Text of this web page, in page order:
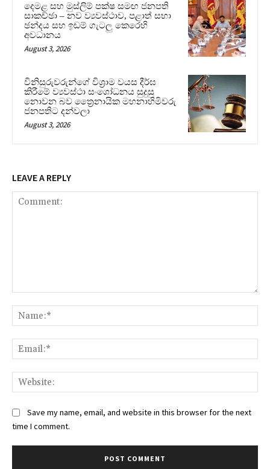
දෙමළ සහ මුස්ලිම් පක්ෂ සමඟ ජනපති
සාකච්ඡා – නව ව්‍යවස්ථාව, පළාත් සභා
ඡන්දය සහ ඉඩම් ගැටලු කෙරෙහි
අවධානය
August 3, 2026
විනිසුරුවරුන්ගේ විශ්‍රාම වයස දීර්ඝ
කිරීමේ ව්‍යවස්ථා සංශෝධනය සුදුසු
නොවන බව ත්‍රෛනායික මහනාහිමිවරු
ජනපතිට දන්වලා
August 3, 2026
LEAVE A REPLY
Save my name, email, and website in this browser for the next
time I comment.